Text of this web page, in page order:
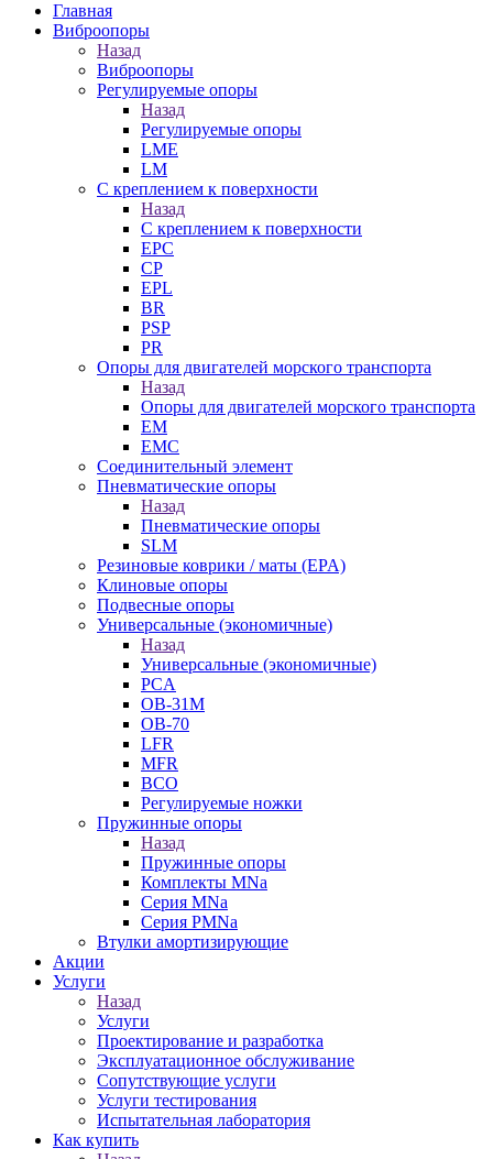
Главная
Виброопоры
Назад
Виброопоры
Регулируемые опоры
Назад
Регулируемые опоры
LME
LM
С креплением к поверхности
Назад
С креплением к поверхности
EPC
CP
EPL
BR
PSP
PR
Опоры для двигателей морского транспорта
Назад
Опоры для двигателей морского транспорта
EM
EMC
Cоединительный элемент
Пневматические опоры
Назад
Пневматические опоры
SLM
Резиновые коврики / маты (EPA)
Клиновые опоры
Подвесные опоры
Универсальные (экономичные)
Назад
Универсальные (экономичные)
PCA
ОВ-31М
OB-70
LFR
MFR
ВСО
Регулируемые ножки
Пружинные опоры
Назад
Пружинные опоры
Комплекты MNa
Серия MNa
Серия PMNa
Втулки амортизирующие
Акции
Услуги
Назад
Услуги
Проектирование и разработка
Эксплуатационное обслуживание
Сопутствующие услуги
Услуги тестирования
Испытательная лаборатория
Как купить